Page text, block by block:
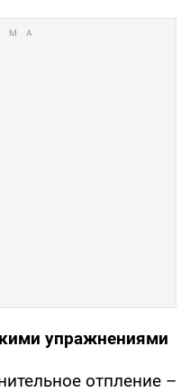
упражнениями
отпление –